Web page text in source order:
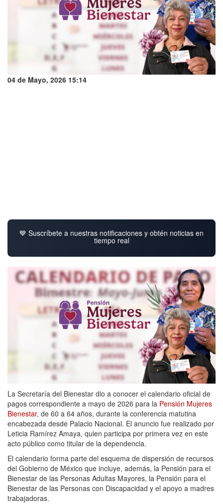
04 de Mayo, 2026 15:14
💙 Suscríbete a nuestras notificaciones y obtén noticias en
tiempo real
La Secretaría del Bienestar dio a conocer el calendario oficial de
pagos correspondiente a mayo de 2026 para la Pensión Mujeres
Bienestar, de 60 a 64 años, durante la conferencia matutina
encabezada desde Palacio Nacional. El anuncio fue realizado por
Leticia Ramírez Amaya, quien participa por primera vez en este
acto público como titular de la dependencia.
El calendario forma parte del esquema de dispersión de recursos
del Gobierno de México que incluye, además, la Pensión para el
Bienestar de las Personas Adultas Mayores, la Pensión para el
Bienestar de las Personas con Discapacidad y el apoyo a madres
trabajadoras.